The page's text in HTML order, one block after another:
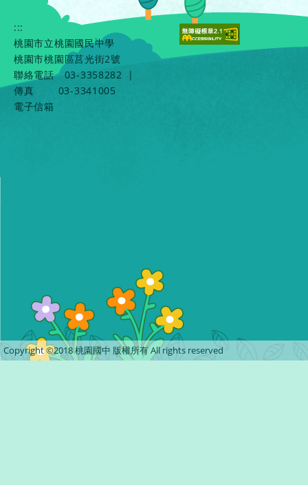
:::
桃園市立桃園國民中學
桃園市桃園區莒光街2號
聯絡電話
03-3358282
|
傳真
03-3341005
電子信箱
Copyright ©2018 桃園國中 版權所有 All rights reserved